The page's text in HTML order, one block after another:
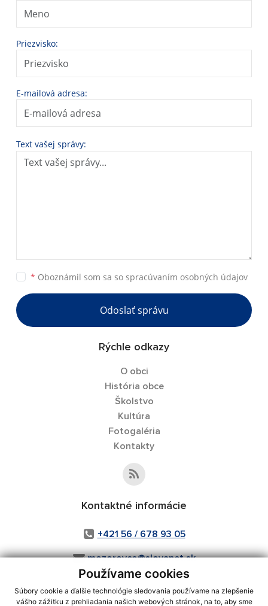
Používame cookies
Súbory cookie a ďalšie technológie sledovania používame na zlepšenie
vášho zážitku z prehliadania našich webových stránok, na to, aby sme
Priezvisko:
E-mailová adresa:
Text vašej správy:
* Oboznámil som sa so spracúvaním osobných údajov
Odoslať správu
Rýchle odkazy
O obci
História obce
Školstvo
Kultúra
Fotogaléria
Kontakty
Kontaktné informácie
+421 56 / 678 93 05
mozorovce@slovanet.sk